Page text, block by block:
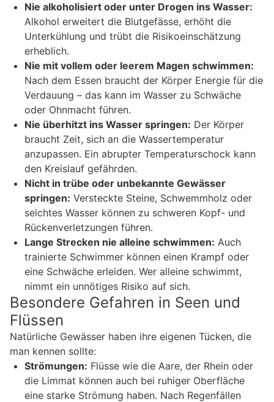
Nie alkoholisiert oder unter Drogen ins Wasser:
Alkohol erweitert die Blutgefässe, erhöht die
Unterkühlung und trübt die Risikoeinschätzung
erheblich.
Nie mit vollem oder leerem Magen schwimmen:
Nach dem Essen braucht der Körper Energie für die
Verdauung – das kann im Wasser zu Schwäche
oder Ohnmacht führen.
Nie überhitzt ins Wasser springen: Der Körper
braucht Zeit, sich an die Wassertemperatur
anzupassen. Ein abrupter Temperaturschock kann
den Kreislauf gefährden.
Nicht in trübe oder unbekannte Gewässer
springen: Versteckte Steine, Schwemmholz oder
seichtes Wasser können zu schweren Kopf- und
Rückenverletzungen führen.
Lange Strecken nie alleine schwimmen: Auch
trainierte Schwimmer können einen Krampf oder
eine Schwäche erleiden. Wer alleine schwimmt,
nimmt ein unnötiges Risiko auf sich.
Besondere Gefahren in Seen und
Flüssen
Natürliche Gewässer haben ihre eigenen Tücken, die
man kennen sollte:
Strömungen: Flüsse wie die Aare, der Rhein oder
die Limmat können auch bei ruhiger Oberfläche
eine starke Strömung haben. Nach Regenfällen